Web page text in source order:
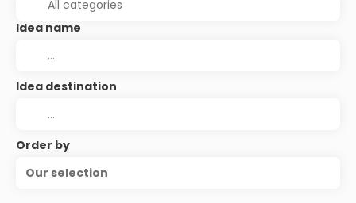
Idea name
Idea destination
Order by
Our selection